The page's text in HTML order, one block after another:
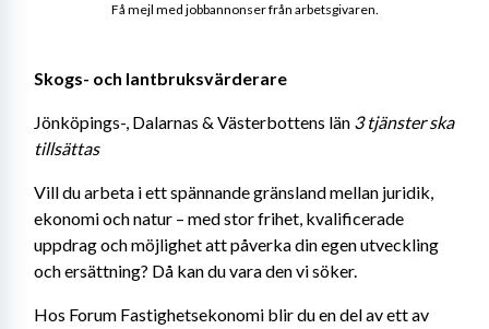
Skogs- och lantbruksvärderare
Jönköpings-, Dalarnas & Västerbottens län 3 tjänster ska
tillsättas
Vill du arbeta i ett spännande gränsland mellan juridik,
ekonomi och natur – med stor frihet, kvalificerade
uppdrag och möjlighet att påverka din egen utveckling
och ersättning? Då kan du vara den vi söker.
Hos Forum Fastighetsekonomi blir du en del av ett av
Få mejl med jobbannonser från arbetsgivaren.